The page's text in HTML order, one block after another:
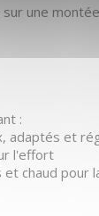
une
:
adaptés et
l'effort
chaud pour